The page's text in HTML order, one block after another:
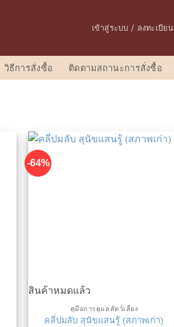
เข้าสู่ระบบ / ลงทะเบียน
วิธีการสั่งซื้อ ติดตามสถานะการสั่งซื้อ
-64%
สินค้าหมดแล้ว
คู่มือการดูแลสัตว์เลี้ยง
คลี่ปมลับ สุนัขแสนรู้ (สภาพเก่า)